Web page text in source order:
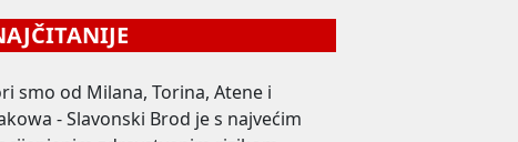
smo od Milana, Torina, Atene i
- Slavonski Brod je s najvećim